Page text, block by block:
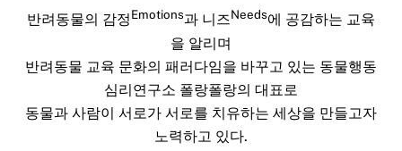
반려동물의 감정Emotions과 니즈Needs에 공감하는 교육
을 알리며
반려동물 교육 문화의 패러다임을 바꾸고 있는 동물행동
심리연구소 폴랑폴랑의 대표로
동물과 사람이 서로가 서로를 치유하는 세상을 만들고자
노력하고 있다.